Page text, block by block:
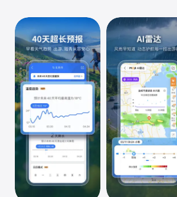
Mac
Vision
Watch